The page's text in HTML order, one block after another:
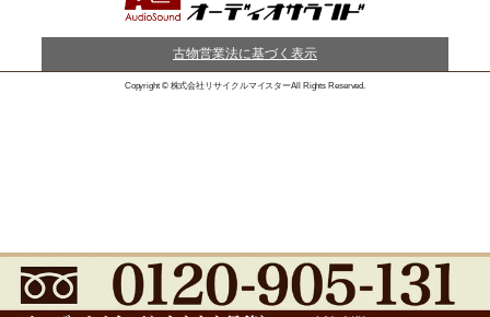
古物営業法に基づく表示
Copyright © 株式会社リサイクルマイスターAll Rights Reserved.